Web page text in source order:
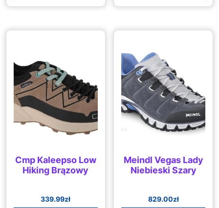
Cmp Kaleepso Low
Hiking Brązowy
339.99zł
Meindl Vegas Lady
Niebieski Szary
829.00zł